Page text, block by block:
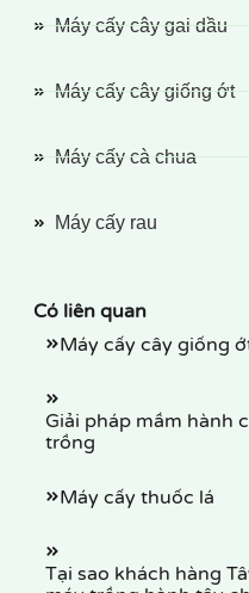
Máy cấy cây gai dầu
Máy cấy cây giống ớt
Máy cấy cà chua
Máy cấy rau
Có liên quan
Máy cấy cây giống
Giải pháp mầm hành
trồng
Máy cấy thuốc lá
Tại sao khách hàng